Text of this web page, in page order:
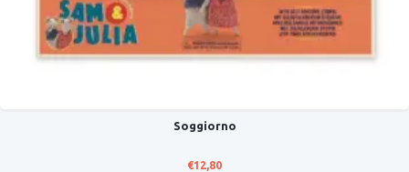
Soggiorno
€12,80